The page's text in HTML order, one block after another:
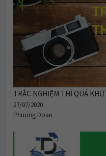
TRẮC NGHIỆM THÌ QUÁ
27/07/2020
Phuong Doan